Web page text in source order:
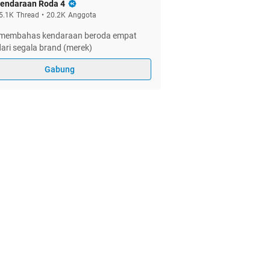
Roda 4
Thread • 20.2K Anggota
kendaraan beroda empat
segala brand (merek)
Gabung